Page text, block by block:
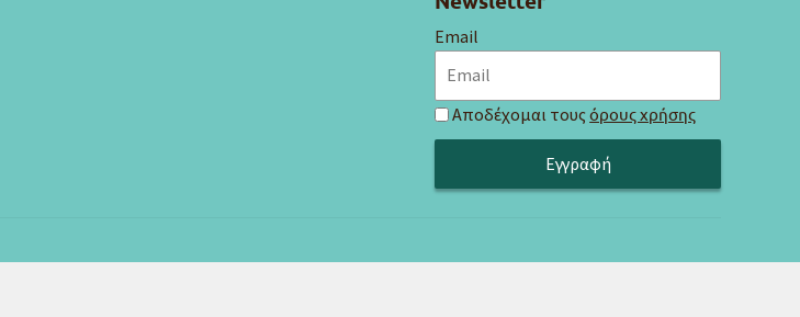
Email
Αποδέχομαι τουςόρους χρήσης